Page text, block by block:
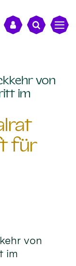
von
im
für
von
im